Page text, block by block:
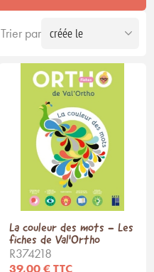
Trier par
La couleur des mots - Les
fiches de Val'Ortho
R374218
39,00 € TTC